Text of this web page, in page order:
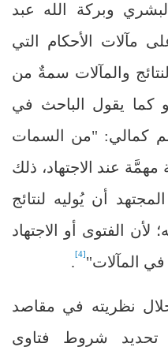
وبركة الله عبد
مآلات الأحكام التي
والمآلات سمةٌ من
كما يقول الباحث في
كمالي: "من السمات
عند الاجتهاد، ذلك
أن يُوليه لنتائج
لأن الفتوى أو الاجتهاد
في المآلات"[4]
.
نظريته في مقاصد
تحديد شروط فتاوى